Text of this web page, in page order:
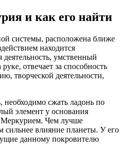
и как его найти
системы, расположена ближе
находится
умственный
отвечает за способность
творческой деятельности,
сжать ладонь по
элемент у основания
Чем лучше
сильнее влияние планеты. У его
данному покровителю